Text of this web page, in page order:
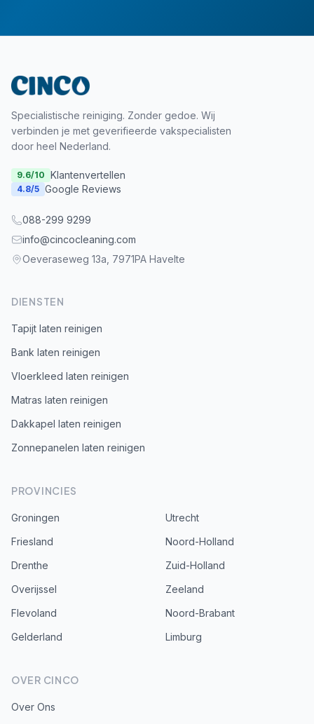
Specialistische reiniging. Zonder gedoe. Wij
verbinden je met geverifieerde vakspecialisten
door heel Nederland.
9.6/10 Klantenvertellen
4.8/5 Google Reviews
088-299 9299
info@cincocleaning.com
Oeveraseweg 13a, 7971PA Havelte
DIENSTEN
Tapijt laten reinigen
Bank laten reinigen
Vloerkleed laten reinigen
Matras laten reinigen
Dakkapel laten reinigen
Zonnepanelen laten reinigen
PROVINCIES
Groningen
Friesland
Drenthe
Overijssel
Flevoland
Gelderland
Utrecht
Noord-Holland
Zuid-Holland
Zeeland
Noord-Brabant
Limburg
OVER CINCO
Over Ons